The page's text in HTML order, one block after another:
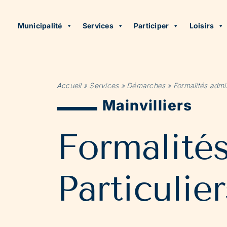
Municipalité Services Participer Loisirs
Accueil» Services» Démarches» Formalités
Mainvilliers